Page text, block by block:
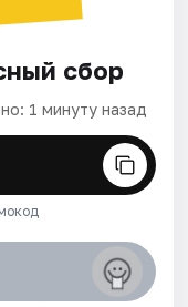
сбор
1 минуту назад